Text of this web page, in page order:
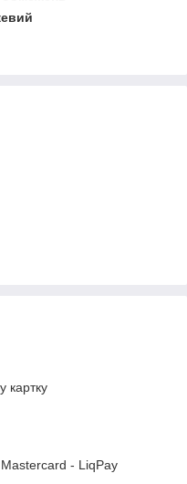
картку
- LiqPay